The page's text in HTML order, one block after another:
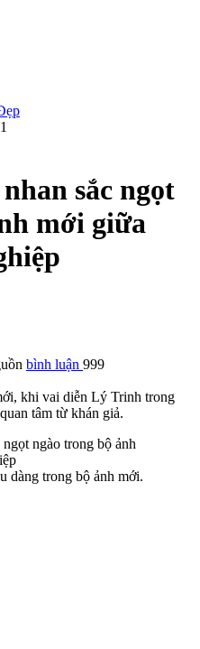
sắc ngọt
mới giữa
bình luận 999
khi vai diễn Lý Trinh trong
tâm từ khán giả.
dàng trong bộ ảnh mới.